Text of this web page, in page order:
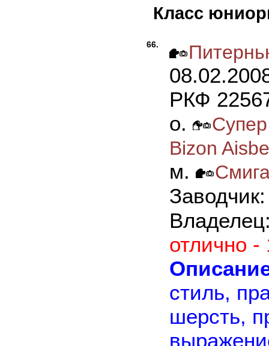
Класс
66.
РКФ
о.
Bizon
м.
отлично
стиль,
шерсть,